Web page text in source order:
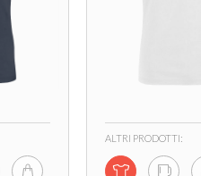
ALTRI PRODOTTI: